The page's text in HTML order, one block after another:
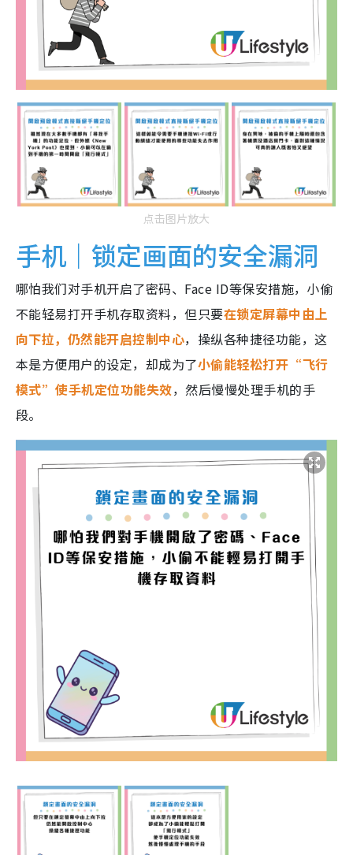
点击图片放大
手机｜锁定画面的安全漏洞
哪怕我们对手机开启了密码、Face ID等保安措施，小偷
不能轻易打开手机存取资料，但只要在锁定屏幕中由上
向下拉，仍然能开启控制中心，操纵各种捷径功能，这
本是方便用户的设定，却成为了小偷能轻松打开“飞行
模式”使手机定位功能失效，然后慢慢处理手机的手
段。